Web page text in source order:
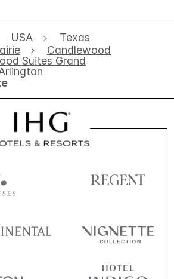
USA
Texas
Candlewood
Suites Grand